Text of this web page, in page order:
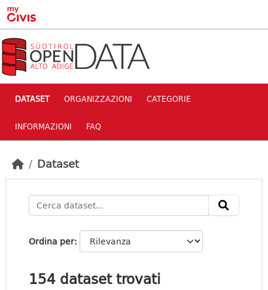
Skip to main content
DATASET ORGANIZZAZIONI CATEGORIE
INFORMAZIONI FAQ
Dataset
Ordina per
154 dataset trovati